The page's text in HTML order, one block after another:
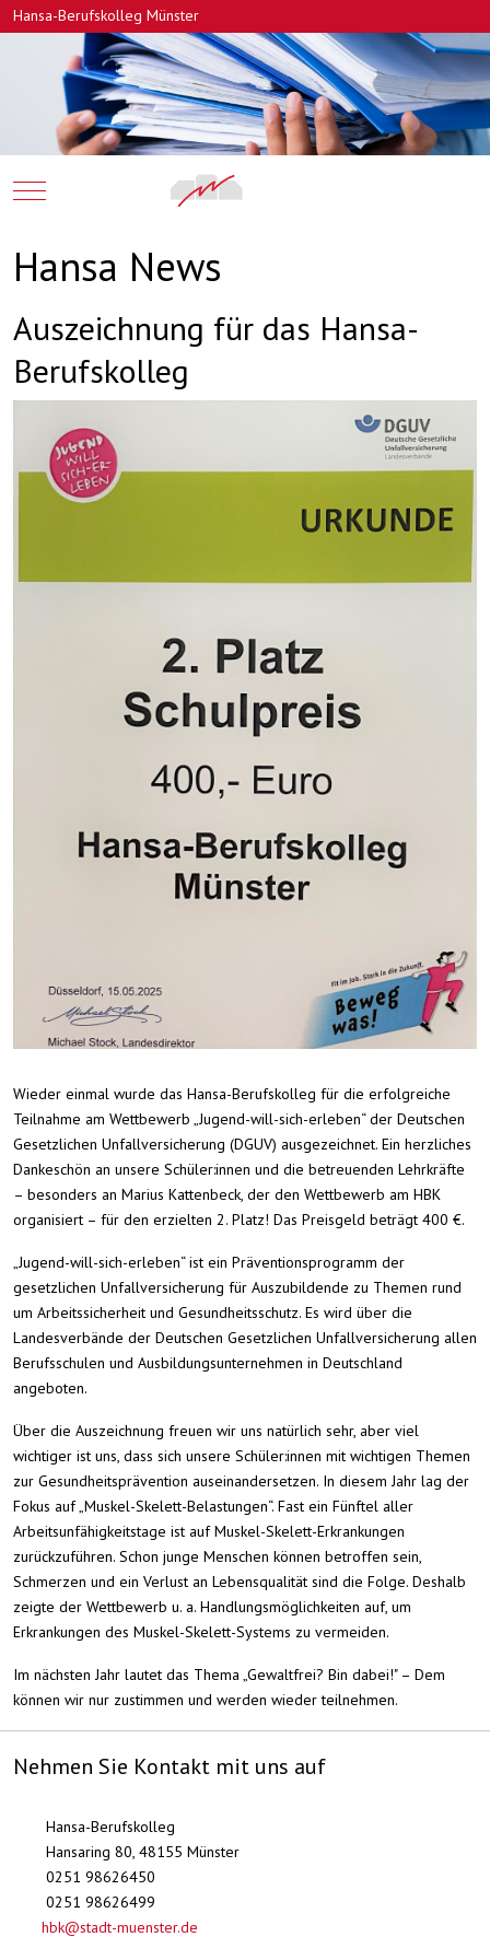
Hansa-Berufskolleg Münster
Mobile Menu Toggle
Hansa News
Auszeichnung für das Hansa-
Berufskolleg
Wieder einmal wurde das Hansa-Berufskolleg für die erfolgreiche
Teilnahme am Wettbewerb „Jugend-will-sich-erleben“ der Deutschen
Gesetzlichen Unfallversicherung (DGUV) ausgezeichnet. Ein herzliches
Dankeschön an unsere Schüler:innen und die betreuenden Lehrkräfte
– besonders an Marius Kattenbeck, der den Wettbewerb am HBK
organisiert – für den erzielten 2. Platz! Das Preisgeld beträgt 400 €.
„Jugend-will-sich-erleben“ ist ein Präventionsprogramm der
gesetzlichen Unfallversicherung für Auszubildende zu Themen rund
um Arbeitssicherheit und Gesundheitsschutz. Es wird über die
Landesverbände der Deutschen Gesetzlichen Unfallversicherung allen
Berufsschulen und Ausbildungsunternehmen in Deutschland
angeboten.
Über die Auszeichnung freuen wir uns natürlich sehr, aber viel
wichtiger ist uns, dass sich unsere Schüler:innen mit wichtigen Themen
zur Gesundheitsprävention auseinandersetzen. In diesem Jahr lag der
Fokus auf „Muskel-Skelett-Belastungen“. Fast ein Fünftel aller
Arbeitsunfähigkeitstage ist auf Muskel-Skelett-Erkrankungen
zurückzuführen. Schon junge Menschen können betroffen sein,
Schmerzen und ein Verlust an Lebensqualität sind die Folge. Deshalb
zeigte der Wettbewerb u. a. Handlungsmöglichkeiten auf, um
Erkrankungen des Muskel-Skelett-Systems zu vermeiden.
Im nächsten Jahr lautet das Thema „Gewaltfrei? Bin dabei!" – Dem
können wir nur zustimmen und werden wieder teilnehmen.
Nehmen Sie Kontakt mit uns auf
Hansa-Berufskolleg
Hansaring 80, 48155 Münster
0251 98626450
0251 98626499
hbk@stadt-muenster.de